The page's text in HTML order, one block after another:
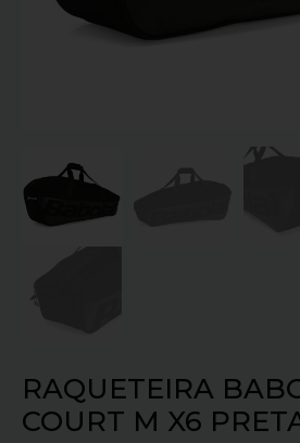
RAQUETEIRA
COURT M X6